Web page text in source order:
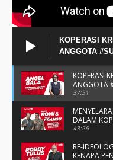
KOPERASI
ANGGOTA
KOPERASI
ANGGOTA
37:51
DALAM
BAPAK
43:26
RE-
KENAPA